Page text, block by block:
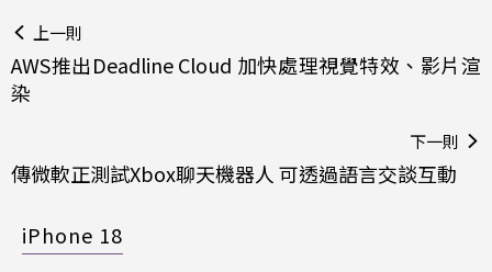
上一則
AWS推出Deadline Cloud 加快處理視覺特效、影片渲
染
下一則
傳微軟正測試Xbox聊天機器人 可透過語言交談互動
iPhone 18